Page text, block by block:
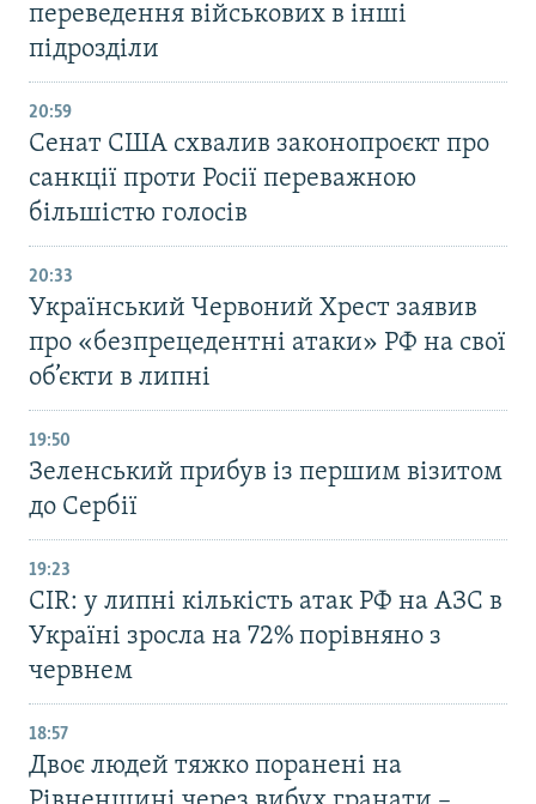
переведення військових в інші
підрозділи
20:59
Cенат США схвалив законопроєкт про
санкції проти Росії переважною
більшістю голосів
20:33
Український Червоний Хрест заявив
про «безпрецедентні атаки» РФ на свої
об’єкти в липні
19:50
Зеленський прибув із першим візитом
до Сербії
19:23
CIR: у липні кількість атак РФ на АЗС в
Україні зросла на 72% порівняно з
червнем
18:57
Двоє людей тяжко поранені на